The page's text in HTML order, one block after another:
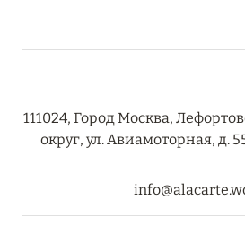
111024, Город Москва,
округ, ул. Авиамоторная, д.